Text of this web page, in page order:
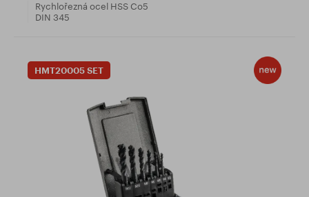
Rychlořezná ocel HSS Co5
DIN 345
HMT20005 SET